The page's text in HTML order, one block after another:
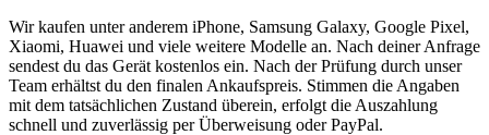
Wir kaufen unter anderem iPhone, Samsung Galaxy, Google Pixel,
Xiaomi, Huawei und viele weitere Modelle an. Nach deiner Anfrage
sendest du das Gerät kostenlos ein. Nach der Prüfung durch unser
Team erhältst du den finalen Ankaufspreis. Stimmen die Angaben
mit dem tatsächlichen Zustand überein, erfolgt die Auszahlung
schnell und zuverlässig per Überweisung oder PayPal.